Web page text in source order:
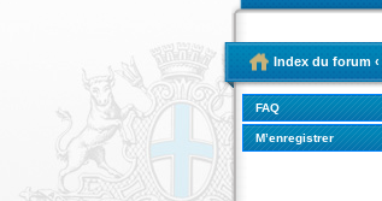
Index du forum ‹
FAQ
M’enregistrer